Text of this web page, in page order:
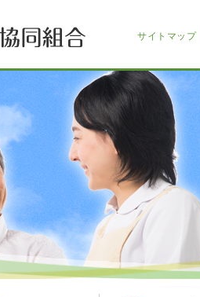
サイトマップ